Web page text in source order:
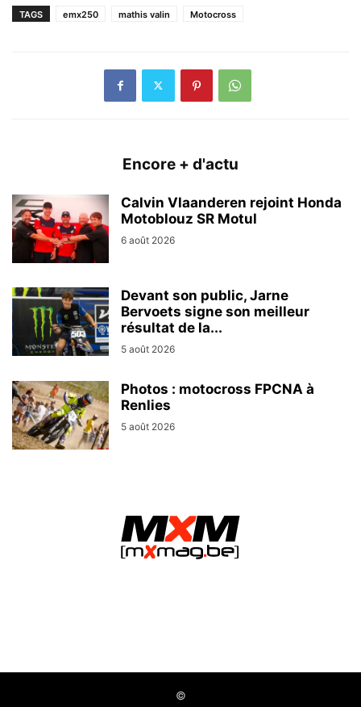
TAGS emx250 mathis valin Motocross
Encore + d'actu
Calvin Vlaanderen rejoint Honda
Motoblouz SR Motul
6 août 2026
Devant son public, Jarne
Bervoets signe son meilleur
résultat de la...
5 août 2026
Photos : motocross FPCNA à
Renlies
5 août 2026
©